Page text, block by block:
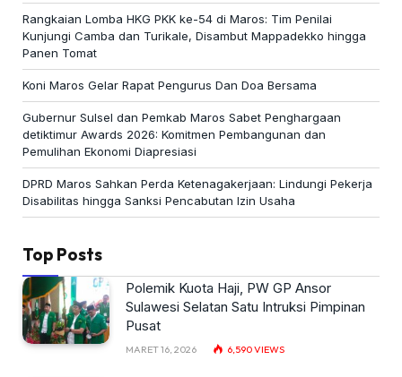
Rangkaian Lomba HKG PKK ke-54 di Maros: Tim Penilai
Kunjungi Camba dan Turikale, Disambut Mappadekko hingga
Panen Tomat
Koni Maros Gelar Rapat Pengurus Dan Doa Bersama
Gubernur Sulsel dan Pemkab Maros Sabet Penghargaan
detiktimur Awards 2026: Komitmen Pembangunan dan
Pemulihan Ekonomi Diapresiasi
DPRD Maros Sahkan Perda Ketenagakerjaan: Lindungi Pekerja
Disabilitas hingga Sanksi Pencabutan Izin Usaha
Top Posts
Polemik Kuota Haji, PW GP Ansor
Sulawesi Selatan Satu Intruksi Pimpinan
Pusat
MARET 16, 2026 6,590VIEWS